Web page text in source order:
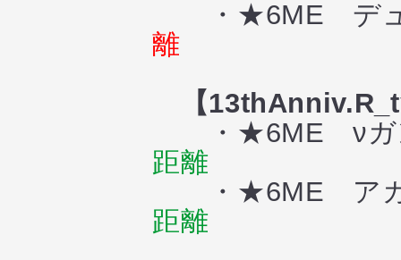
・★6ME デュ
離
【
・★6ME νガ
距離
・★6ME アカ
距離